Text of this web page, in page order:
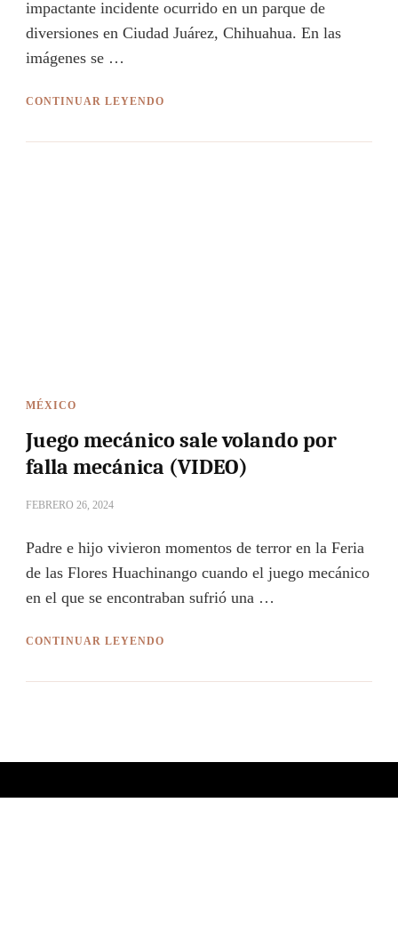
impactante incidente ocurrido en un parque de
diversiones en Ciudad Juárez, Chihuahua. En las
imágenes se …
CONTINUAR LEYENDO
MÉXICO
Juego mecánico sale volando por
falla mecánica (VIDEO)
FEBRERO 26, 2024
Padre e hijo vivieron momentos de terror en la Feria
de las Flores Huachinango cuando el juego mecánico
en el que se encontraban sufrió una …
CONTINUAR LEYENDO